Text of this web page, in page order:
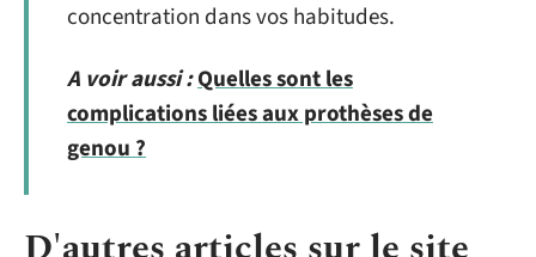
concentration dans vos habitudes.
A voir aussi :Quelles sont les
complications liées aux prothèses de
genou ?